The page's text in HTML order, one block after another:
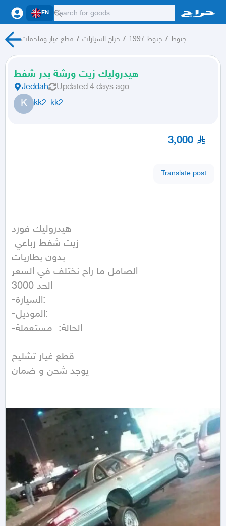
EN
قطع غيار وملحقات / حراج السيارات / جنوط 1997 / جنوط
هيدروليك زيت ورشة بدر شفط
Jeddah Updated 4 days ago
K kk2_kk2
3,000
Translate post
هيدروليك فورد
بدون بطاريات
الصامل ما راح نختلف في السعر
الحد 3000
-السيارة:
-الموديل:
-الحالة:  مستعملة
قطع غيار تشليح
يوجد شحن و ضمان